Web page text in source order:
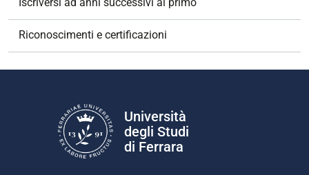
Riconoscimenti e certificazioni
Università
degli Studi
di Ferrara